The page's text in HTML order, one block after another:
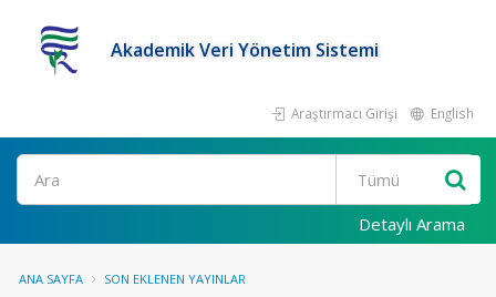
Akademik Veri Yönetim Sistemi
Araştırmacı Girişi English
Ara
Detaylı Arama
ANA SAYFA SON EKLENEN YAYINLAR